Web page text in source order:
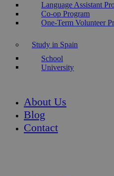
Language Assistant
Co-op Program
One-Term Volunteer
Study in Spain
School
University
About Us
Blog
Contact